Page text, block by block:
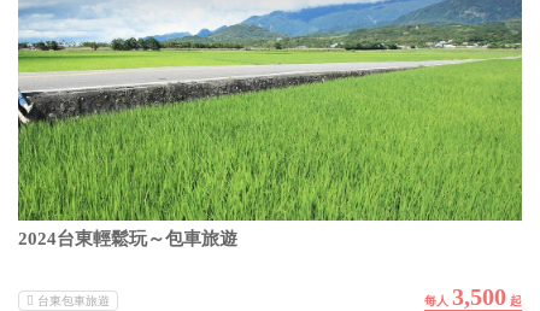
2024台東輕鬆玩～包車旅遊
台東包車旅遊 3,500